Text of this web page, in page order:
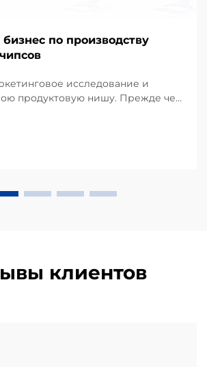
по производству
исследование и
продуктовую нишу. Прежде чем
потребителей.
клиентов